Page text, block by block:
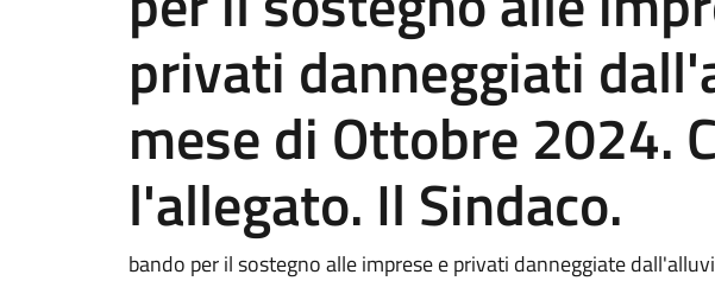
privati danneggiati
mese di Ottobre 2024.
l'allegato. Il Sindaco.
bando per il sostegno alle imprese e privati danneggiate